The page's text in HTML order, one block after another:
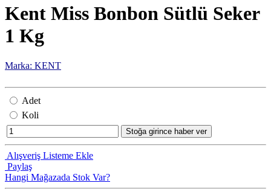
Kent Miss Bonbon Sütlü Seker
1 Kg
Marka: KENT
Adet
Koli
Stoğa girince haber ver
Alışveriş Listeme Ekle
Paylaş
Hangi Mağazada Stok Var?